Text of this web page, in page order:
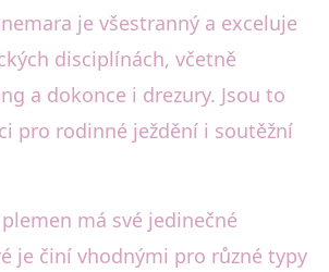
je všestranný a exceluje
disciplínách, včetně
a dokonce i drezury. Jsou to
pro rodinné ježdění i soutěžní
má své jedinečné
je činí vhodnými pro různé typy